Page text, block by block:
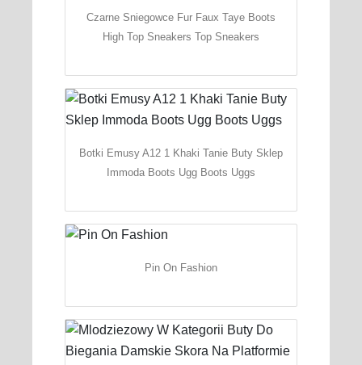
Czarne Sniegowce Fur Faux Taye Boots
High Top Sneakers Top Sneakers
Botki Emusy A12 1 Khaki Tanie Buty Sklep
Immoda Boots Ugg Boots Uggs
Pin On Fashion